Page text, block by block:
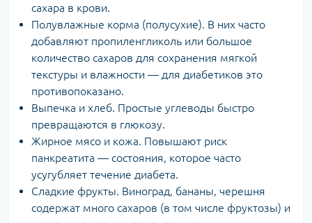
сахара в крови.
Полувлажные корма (полусухие). В них часто
добавляют пропиленгликоль или большое
количество сахаров для сохранения мягкой
текстуры и влажности — для диабетиков это
противопоказано.
Выпечка и хлеб. Простые углеводы быстро
превращаются в глюкозу.
Жирное мясо и кожа. Повышают риск
панкреатита — состояния, которое часто
усугубляет течение диабета.
Сладкие фрукты. Виноград, бананы, черешня
содержат много сахаров (в том числе фруктозы) и